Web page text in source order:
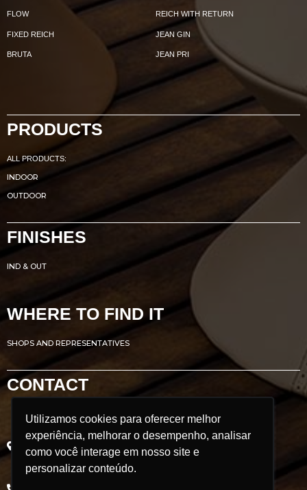
Utilizamos cookies para oferecer melhor
experiência, melhorar o desempenho, analisar
como você interage em nosso site e
personalizar conteúdo.
Utilizamos cookies para oferecer melhor
experiência, melhorar o desempenho, analisar
como você interage em nosso site e
personalizar conteúdo.
FLOW REICH WITH RETURN
FIXED REICH JEAN GIN
BRUTA JEAN PRI
PRODUCTS
ALL PRODUCTS:
INDOOR
OUTDOOR
FINISHES
IND & OUT
WHERE TO FIND IT
SHOPS AND REPRESENTATIVES
CONTACT
Avenida Renato Azeredo, 435
Ribeirão das Neves - MG
Brazil
POSTCODE: 33.880.302